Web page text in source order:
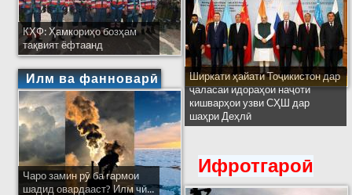
КҲФ: Ҳамкориҳо бозҳам
тақвият ёфтаанд
Илм ва фанноварӣ
Чаро замин рӯ ба гармои
шадид овардааст? Илм чӣ...
Ширкати ҳайати Тоҷикистон дар
ҷаласаи идораҳои наҷоти
кишварҳои узви СҲШ дар
шаҳри Деҳлӣ
Ифротгароӣ